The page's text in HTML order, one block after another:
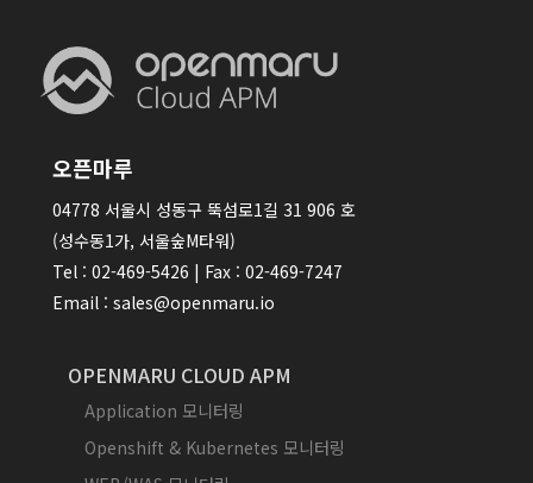
오픈마루
04778 서울시 성동구 뚝섬로1길 31 906 호
(성수동1가, 서울숲M타워)
Tel : 02-469-5426 | Fax : 02-469-7247
Email : sales@openmaru.io
OPENMARU CLOUD APM
Application 모니터링
Openshift & Kubernetes 모니터링